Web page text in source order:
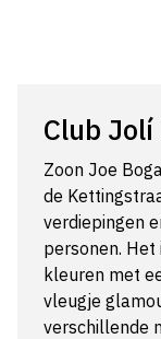
Club Jolí
Zoon Joe
de
verdiepingen
personen.
kleuren met
vleugje
verschillende